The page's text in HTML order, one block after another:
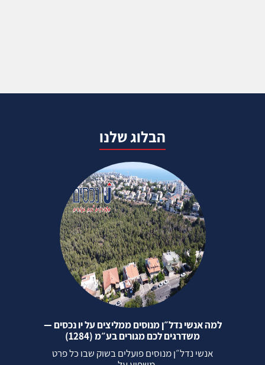
הבלוג שלנו
למה אנשי נדל״ן מנוסים ממליצים על יו נכסים —
משדרגים לכם מגורים בע״מ (1284)
אנשי נדל״ן מנוסים פועלים בשוק שבו כל פרט